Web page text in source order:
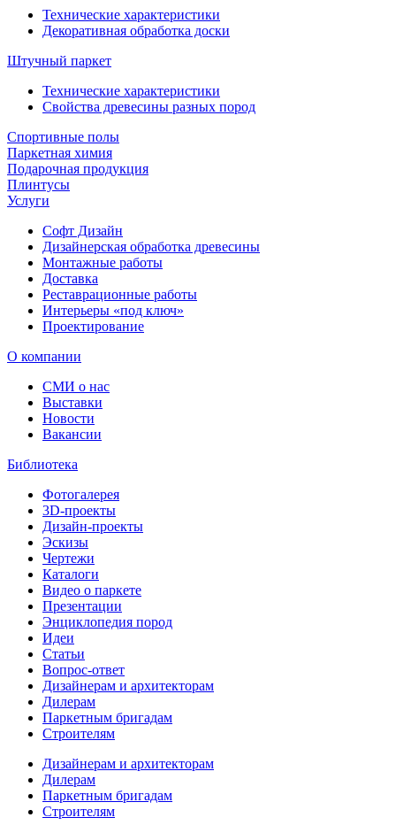
Технические характеристики
Декоративная обработка доски
Штучный паркет
Технические характеристики
Свойства древесины разных пород
Спортивные полы
Паркетная химия
Подарочная продукция
Плинтусы
Услуги
Софт Дизайн
Дизайнерская обработка древесины
Монтажные работы
Доставка
Реставрационные работы
Интерьеры «под ключ»
Проектирование
О компании
СМИ о нас
Выставки
Новости
Вакансии
Библиотека
Фотогалерея
3D-проекты
Дизайн-проекты
Эскизы
Чертежи
Каталоги
Видео о паркете
Презентации
Энциклопедия пород
Идеи
Статьи
Вопрос-ответ
Дизайнерам и архитекторам
Дилерам
Паркетным бригадам
Строителям
Дизайнерам и архитекторам
Дилерам
Паркетным бригадам
Строителям